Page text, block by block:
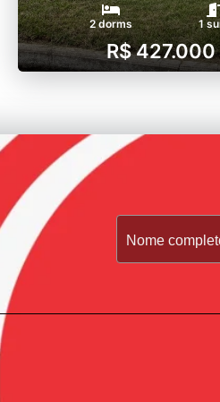
2 dorms 1
R$ 427.000